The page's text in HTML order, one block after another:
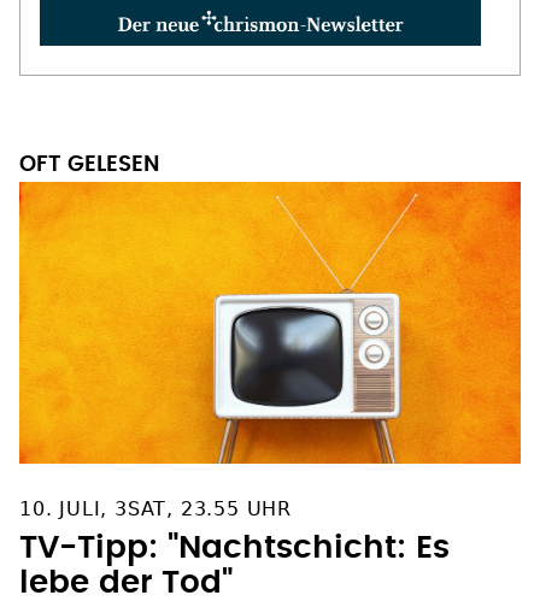
OFT GELESEN
10. JULI, 3SAT, 23.55 UHR
TV-Tipp: "Nachtschicht: Es
lebe der Tod"